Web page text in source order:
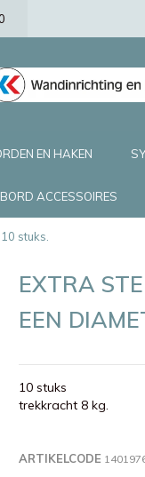
EN HAKEN
ACCESSOIRES
stuks.
EXTRA
EEN
10 stuks
trekkracht 8 kg.
ARTIKELCODE